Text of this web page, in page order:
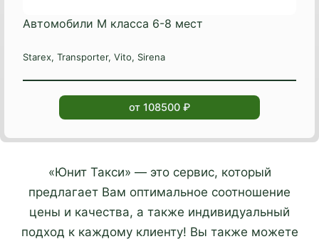
Автомобили М класса 6-8 мест
Starex, Transporter, Vito, Sirena
от 108500 ₽
«Юнит Такси» — это сервис, который
предлагает Вам оптимальное соотношение
цены и качества, а также индивидуальный
подход к каждому клиенту! Вы также можете